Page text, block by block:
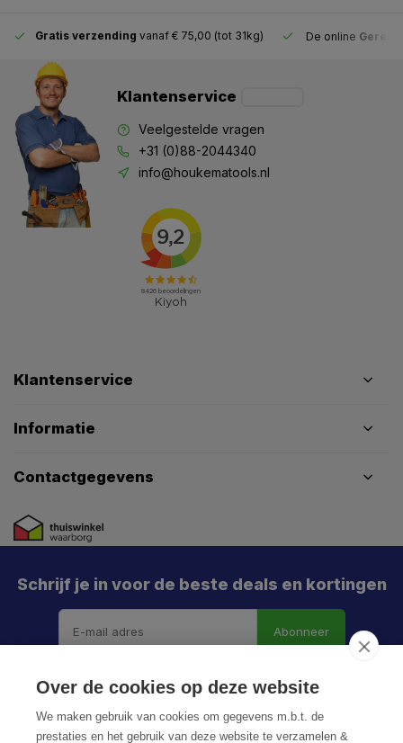
Gratis verzending vanaf € 75,00 (tot 31kg) De online
Klantenservice
Veelgestelde vragen
+31 (0)88-2044340
info@houkematools.nl
Klantenservice
Informatie
Contactgegevens
Schrijf je in voor de beste deals en kortingen
Abonneer
Over de cookies op deze website
We maken gebruik van cookies om gegevens m.b.t. de
prestaties en het gebruik van deze website te verzamelen &